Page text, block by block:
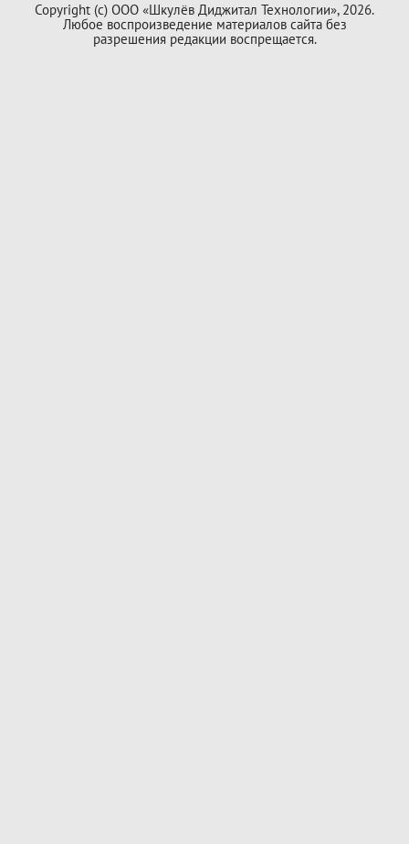
Copyright (с) ООО «Шкулёв Диджитал Технологии», 2026.
Любое воспроизведение материалов сайта без
разрешения редакции воспрещается.